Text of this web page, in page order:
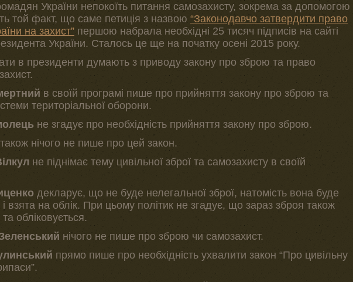
України непокоїть питання самозахисту, зокрема за допомогою
той факт, що саме петиція з назвою “Законодавчо затвердити право
на захист” першою набрала необхідні 25 тисяч підписів на сайті
України. Сталось це ще на початку осені 2015 року.
в президенти думають з приводу закону про зброю та право
в своїй програмі пише про прийняття закону про зброю та
територіальної оборони.
не згадує про необхідність прийняття закону про зброю.
також нічого не пише про цей закон.
не піднімає тему цивільної зброї та самозахисту в своїй
декларує, що не буде нелегальної зброї, натомість вона буде
і взята на облік. При цьому політик не згадує, що зараз зброя також
обліковується.
нічого не пише про зброю чи самозахист.
прямо пише про необхідність ухвалити закон “Про цивільну